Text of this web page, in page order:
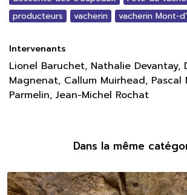
producteurs
vacherin vacherin Mont-
Intervenants
Lionel Baruchet, Nathalie Devantay,
Magnenat, Callum Muirhead, Pascal
Parmelin, Jean-Michel Rochat
Dans la même